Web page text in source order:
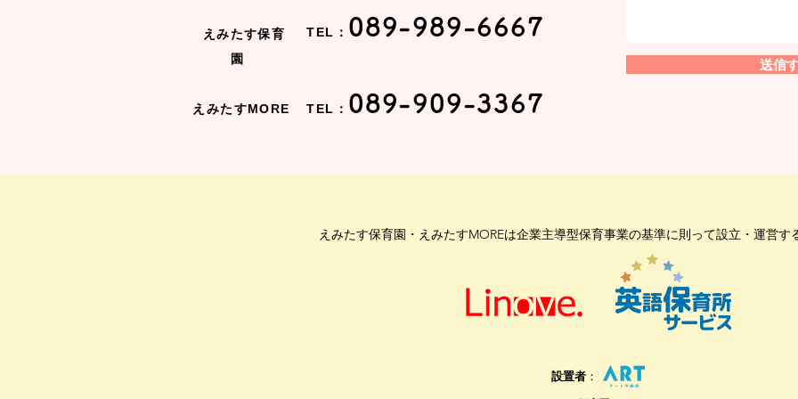
えみたす保育園・えみたすMOREは企業主導型保育事業の基準に則って設立・運営す
設置者 ：
えみたす保育
園
TEL： 089-989-6667
えみたすMORE TEL： 089-909-3367
送信